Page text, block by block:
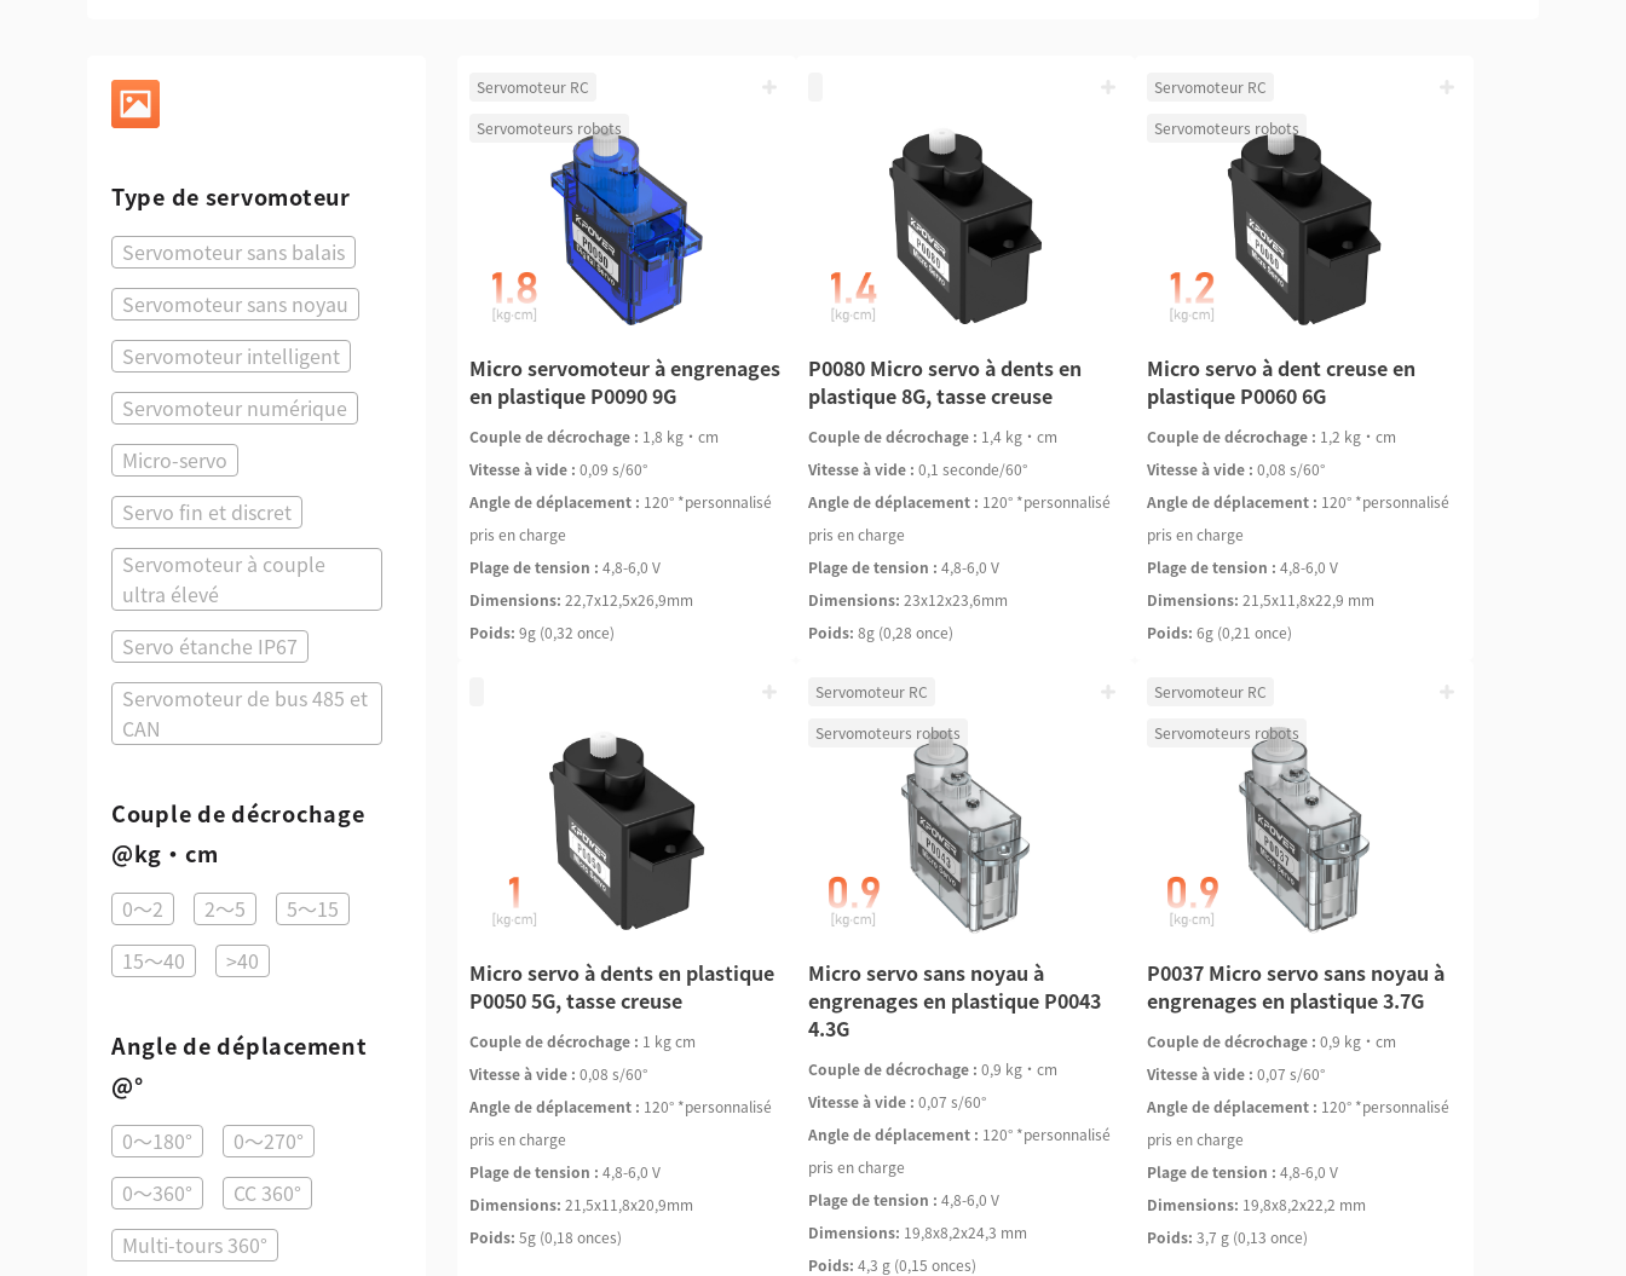
Type de servomoteur
Servomoteur sans balais
Servomoteur sans noyau
Servomoteur intelligent
Servomoteur numérique
Micro-servo
Servo fin et discret
Servomoteur à couple
ultra élevé
Servo étanche IP67
Servomoteur de bus 485 et
CAN
Couple de décrochage
@kg·cm
0～2 2～5
5～15
15～40
>40
Angle de déplacement
@°
0～180°
0～270°
0～360°
CC 360°
Multi-tours 360°
Servomoteur RC
Servomoteurs robots
Micro servomoteur à engrenages
en plastique P0090 9G
Couple de décrochage : 1,8 kg·cm
Vitesse à vide : 0,09 s/60°
Angle de déplacement : 120° *personnalisé
pris en charge
Plage de tension : 4,8-6,0 V
Dimensions: 22,7x12,5x26,9mm
Poids: 9g (0,32 once)
P0080 Micro servo à dents en
plastique 8G, tasse creuse
Couple de décrochage : 1,4 kg·cm
Vitesse à vide : 0,1 seconde/60°
Angle de déplacement : 120° *personnalisé
pris en charge
Plage de tension : 4,8-6,0 V
Dimensions: 23x12x23,6mm
Poids: 8g (0,28 once)
Servomoteur RC
Servomoteurs robots
Micro servo à dent creuse en
plastique P0060 6G
Couple de décrochage : 1,2 kg·cm
Vitesse à vide : 0,08 s/60°
Angle de déplacement : 120° *personnalisé
pris en charge
Plage de tension : 4,8-6,0 V
Dimensions: 21,5x11,8x22,9 mm
Poids: 6g (0,21 once)
Micro servo à dents en plastique
P0050 5G, tasse creuse
Couple de décrochage : 1 kg cm
Vitesse à vide : 0,08 s/60°
Angle de déplacement : 120° *personnalisé
pris en charge
Plage de tension : 4,8-6,0 V
Dimensions: 21,5x11,8x20,9mm
Poids: 5g (0,18 onces)
Servomoteur RC
Servomoteurs robots
Micro servo sans noyau à
engrenages en plastique P0043
4.3G
Couple de décrochage : 0,9 kg·cm
Vitesse à vide : 0,07 s/60°
Angle de déplacement : 120° *personnalisé
pris en charge
Plage de tension : 4,8-6,0 V
Dimensions: 19,8x8,2x24,3 mm
Poids: 4,3 g (0,15 onces)
Servomoteur RC
Servomoteurs robots
P0037 Micro servo sans noyau à
engrenages en plastique 3.7G
Couple de décrochage : 0,9 kg·cm
Vitesse à vide : 0,07 s/60°
Angle de déplacement : 120° *personnalisé
pris en charge
Plage de tension : 4,8-6,0 V
Dimensions: 19,8x8,2x22,2 mm
Poids: 3,7 g (0,13 once)